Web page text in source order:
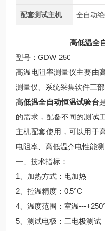
配套测试主机 全自动
高低温全
型号：GDW-250
高温电阻率测量仪主要由
测量仪、系统采集软件三
高低温全自动恒温试验台
的需求，配备不同的测试
主机配套使用，可以用于
电阻率、高低温介电性能测
一、技术指标：
1、加热方式：电加热
2、控温精度：0.5°C
4、温度范围：室温---
5、测试电极：三电极测试